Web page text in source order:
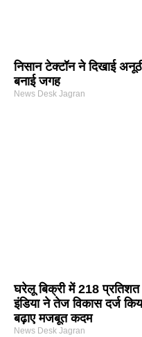
निसान टेक्टॉन ने दिखाई
बनाई जगह
News Desk Jagran
घरेलू बिक्री में 218 प्रतिशत
इंडिया ने तेज विकास दर्ज
बढ़ाए मजबूत कदम
News Desk Jagran